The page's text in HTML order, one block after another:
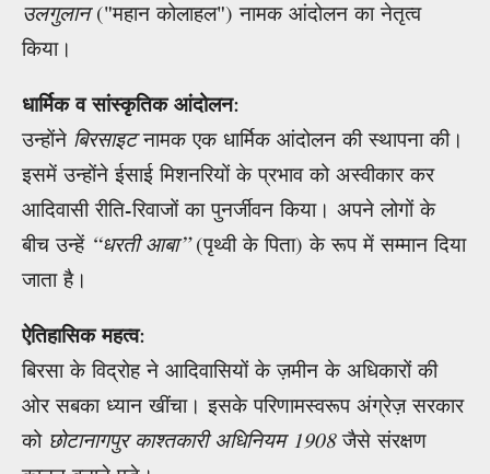
उलगुलान("महान कोलाहल") नामक आंदोलन का नेतृत्व
किया।
धार्मिक व सांस्कृतिक आंदोलन:
उन्होंने बिरसाइटनामक एक धार्मिक आंदोलन की स्थापना की।
इसमें उन्होंने ईसाई मिशनरियों के प्रभाव को अस्वीकार कर
आदिवासी रीति-रिवाजों का पुनर्जीवन किया। अपने लोगों के
बीच उन्हें “धरती आबा”(पृथ्वी के पिता) के रूप में सम्मान दिया
जाता है।
ऐतिहासिक महत्व:
बिरसा के विद्रोह ने आदिवासियों के ज़मीन के अधिकारों की
ओर सबका ध्यान खींचा। इसके परिणामस्वरूप अंग्रेज़ सरकार
को छोटानागपुर काश्तकारी अधिनियम 1908जैसे संरक्षण